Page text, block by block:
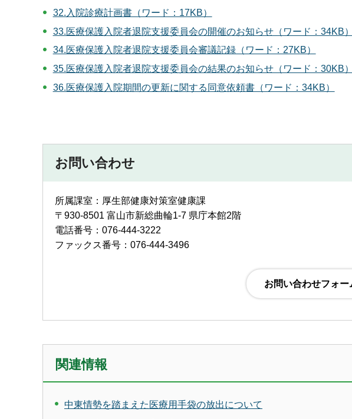
32.入院診療計画書（ワード：17KB）
33.医療保護入院者退院支援委員会の開催のお知らせ（ワード：34KB）
34.医療保護入院者退院支援委員会審議記録（ワード：27KB）
35.医療保護入院者退院支援委員会の結果のお知らせ（ワード：30KB）
36.医療保護入院期間の更新に関する同意依頼書（ワード：34KB）
お問い合わせ
所属課室：厚生部健康対策室健康課
〒930-8501 富山市新総曲輪1-7 県庁本館2階
電話番号：076-444-3222
ファックス番号：076-444-3496
関連情報
中東情勢を踏まえた医療用手袋の放出について